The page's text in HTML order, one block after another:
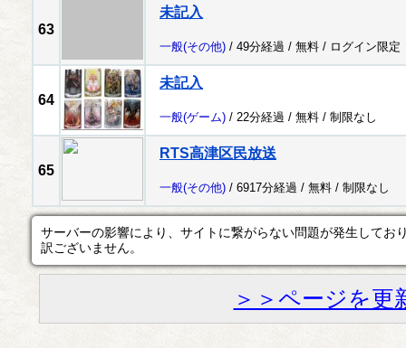
63
未記入
一般(その他) / 49分経過 / 無料 / ログイン限定
64
未記入
一般(ゲーム) / 22分経過 / 無料 / 制限なし
65
RTS高津区民放送
一般(その他) / 6917分経過 / 無料 / 制限なし
サーバーの影響により、サイトに繋がらない問題が発生してお
訳ございません。
＞＞ページを更